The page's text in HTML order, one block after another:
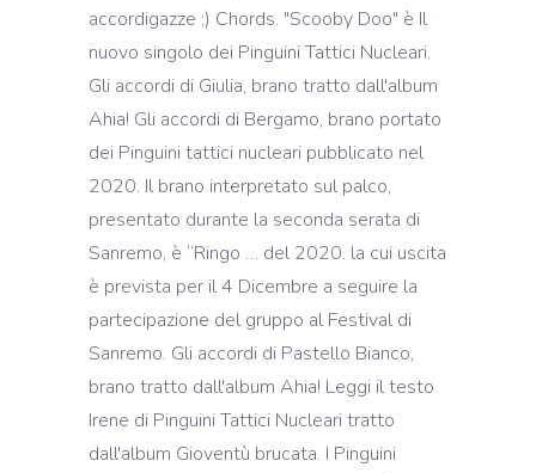
accordigazze ;) Chords. "Scooby Doo" è Il
nuovo singolo dei Pinguini Tattici Nucleari.
Gli accordi di Giulia, brano tratto dall'album
Ahia! Gli accordi di Bergamo, brano portato
dei Pinguini tattici nucleari pubblicato nel
2020. Il brano interpretato sul palco,
presentato durante la seconda serata di
Sanremo, è “Ringo … del 2020. la cui uscita
è prevista per il 4 Dicembre a seguire la
partecipazione del gruppo al Festival di
Sanremo. Gli accordi di Pastello Bianco,
brano tratto dall'album Ahia! Leggi il testo
Irene di Pinguini Tattici Nucleari tratto
dall'album Gioventù brucata. I Pinguini